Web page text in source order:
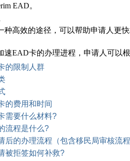
EAD。
种高效的途径，可以帮助申请人更
速EAD卡的办理进程，申请人可以
的限制人群
的费用和时间
需要什么材料?
流程是什么?
后的办理流程（包含移民局审核流程
被拒签如何补救?